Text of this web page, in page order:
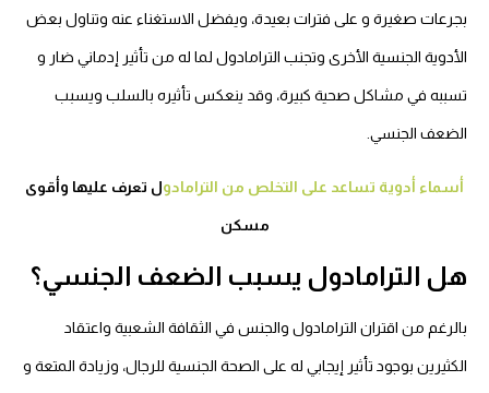
بجرعات صغيرة و على فترات بعيدة، ويفضل الاستغناء عنه وتناول بعض
الأدوية الجنسية الأخرى وتجنب الترامادول لما له من تأثير إدماني ضار و
تسببه في مشاكل صحية كبيرة، وقد ينعكس تأثيره بالسلب ويسبب
الضعف الجنسي.
أسماء أدوية تساعد على التخلص من الترامادول تعرف عليها وأقوى
مسكن
هل الترامادول يسبب الضعف الجنسي؟
بالرغم من اقتران الترامادول والجنس في الثقافة الشعبية واعتقاد
الكثيرين بوجود تأثير إيجابي له على الصحة الجنسية للرجال، وزيادة المتعة و